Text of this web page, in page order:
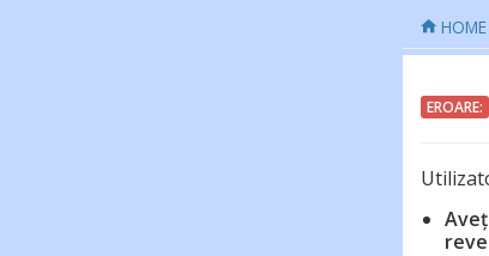
HOME
EROARE: